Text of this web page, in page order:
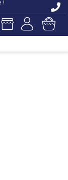
!